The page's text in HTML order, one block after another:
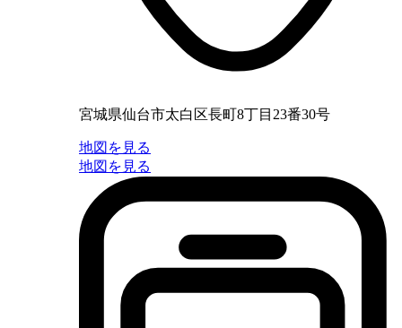
宮城県仙台市太白区長町8丁目23番30号
地図を見る
地図を見る